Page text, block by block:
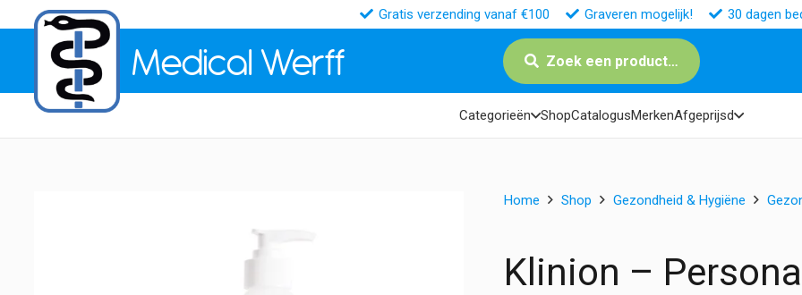
Gratis verzending vanaf €100 Graveren mogelijk! 30 dagen
MedicalWerff Zoek een product…
Categorieën ShopCatalogusMerkenAfgeprijsd
Home Shop Gezondheid & Hygiëne
Klinion –